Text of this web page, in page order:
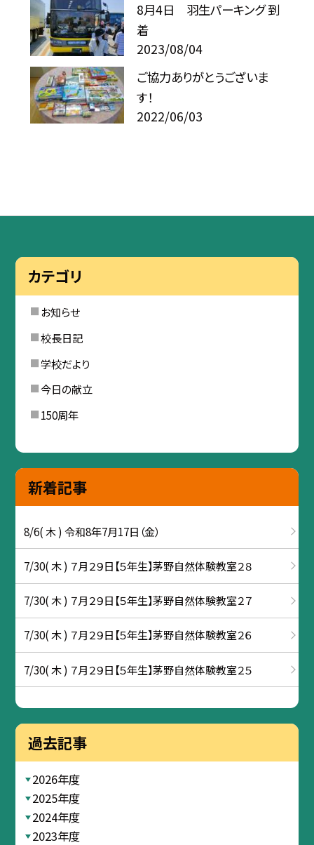
8月4日 羽生パーキング 到
着
2023/08/04
ご協力ありがとうございま
す！
2022/06/03
カテゴリ
お知らせ
校長日記
学校だより
今日の献立
150周年
新着記事
8/6( 木 ) 令和8年7月17日（金）
7/30( 木 ) ７月２９日【５年生】茅野自然体験教室２８
7/30( 木 ) ７月２９日【５年生】茅野自然体験教室２７
7/30( 木 ) ７月２９日【５年生】茅野自然体験教室２６
7/30( 木 ) ７月２９日【５年生】茅野自然体験教室２５
過去記事
2026年度
2025年度
2024年度
2023年度